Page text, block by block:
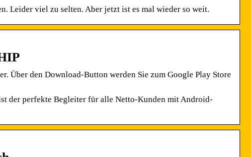
Leider viel zu selten. Aber jetzt ist es mal wieder so weit.
Über den Download-Button werden Sie zum Google Play Store
der perfekte Begleiter für alle Netto-Kunden mit Android-